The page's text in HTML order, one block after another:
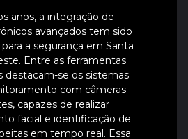
anos, a integração de
avançados tem sido
a segurança em Santa
Entre as ferramentas
destacam-se os sistemas
com câmeras
capazes de realizar
facial e identificação de
em tempo real. Essa